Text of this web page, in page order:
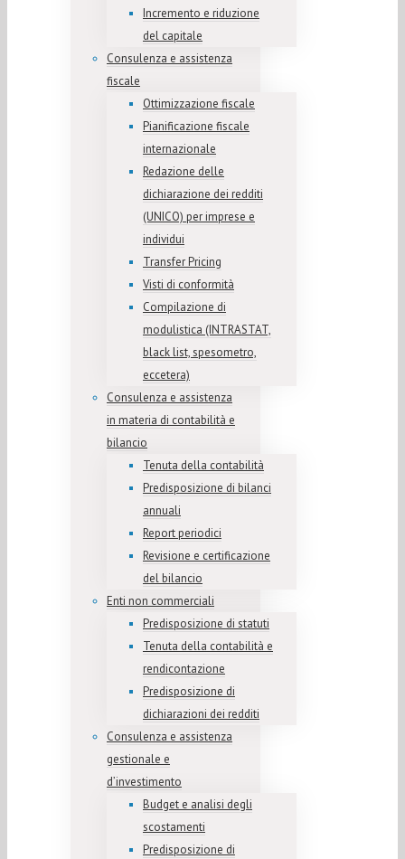
Incremento e riduzione
del capitale
Consulenza e assistenza
fiscale
Ottimizzazione fiscale
Pianificazione fiscale
internazionale
Redazione delle
dichiarazione dei redditi
(UNICO) per imprese e
individui
Transfer Pricing
Visti di conformità
Compilazione di
modulistica (INTRASTAT,
black list, spesometro,
eccetera)
Consulenza e assistenza
in materia di contabilità e
bilancio
Tenuta della contabilità
Predisposizione di bilanci
annuali
Report periodici
Revisione e certificazione
del bilancio
Enti non commerciali
Predisposizione di statuti
Tenuta della contabilità e
rendicontazione
Predisposizione di
dichiarazioni dei redditi
Consulenza e assistenza
gestionale e
d’investimento
Budget e analisi degli
scostamenti
Predisposizione di